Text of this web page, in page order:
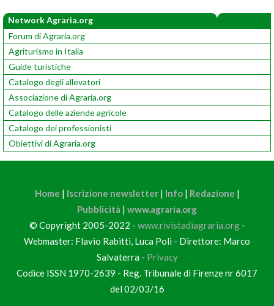
Network Agraria.org
Forum di Agraria.org
Agriturismo in Italia
Guide turistiche
Catalogo degli allevatori
Associazione di Agraria.org
Catalogo delle aziende agricole
Catalogo dei professionisti
Obiettivi di Agraria.org
Home | Iscrizione newsletter| Info| Redazione |
Pubblicità | www.agraria.org
© Copyright 2005-2022 - www.rivistadiagraria.org-
Webmaster: Flavio Rabitti, Luca Poli - Direttore: Marco
Salvaterra - Privacy
Codice ISSN 1970-2639 - Reg. Tribunale di Firenze nr 6017
del 02/03/16